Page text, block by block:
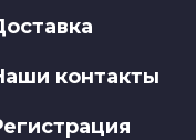
контакты